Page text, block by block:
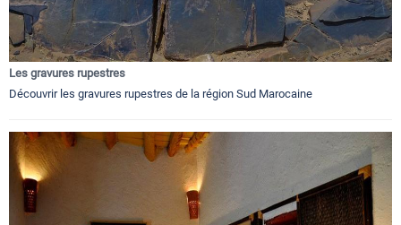
Les gravures rupestres
Découvrir les gravures rupestres de la région Sud Marocaine